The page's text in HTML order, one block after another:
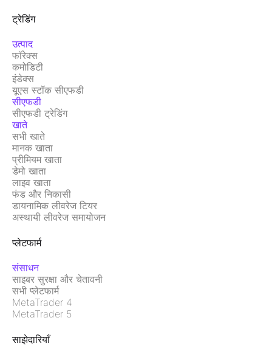
ट्रेडिंग
उत्पाद
फॉरेक्स
कमोडिटी
इंडेक्स
यूएस स्टॉक सीएफडी
सीएफडी
सीएफडी ट्रेडिंग
खाते
सभी खाते
मानक खाता
प्रीमियम खाता
डेमो खाता
लाइव खाता
फंड और निकासी
डायनामिक लीवरेज टियर
अस्थायी लीवरेज समायोजन
प्लेटफार्म
संसाधन
साइबर सुरक्षा और चेतावनी
सभी प्लेटफार्म
MetaTrader 4
MetaTrader 5
साझेदारियाँ